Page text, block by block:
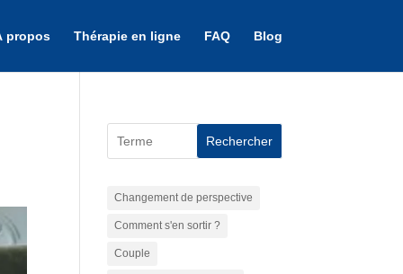
propos Thérapie en ligne FAQ Blog
Rechercher
Changement de perspective
Comment s'en sortir ?
Couple